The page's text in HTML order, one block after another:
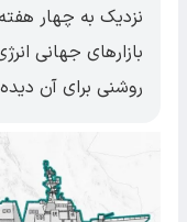
نزدیک به چهار
بازارهای جهانی
روشنی برای آن